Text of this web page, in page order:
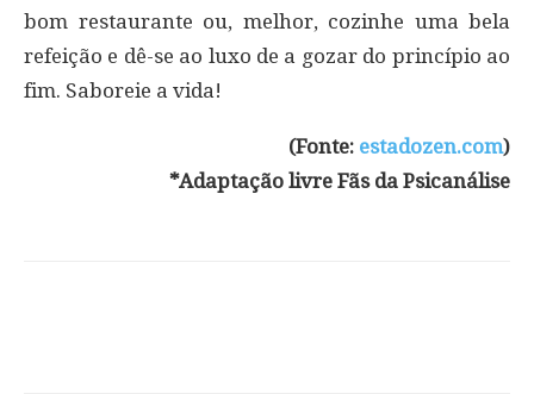
bom restaurante ou, melhor, cozinhe uma bela
refeição e dê-se ao luxo de a gozar do princípio ao
fim. Saboreie a vida!
(Fonte: estadozen.com)
*Adaptação livre Fãs da Psicanálise